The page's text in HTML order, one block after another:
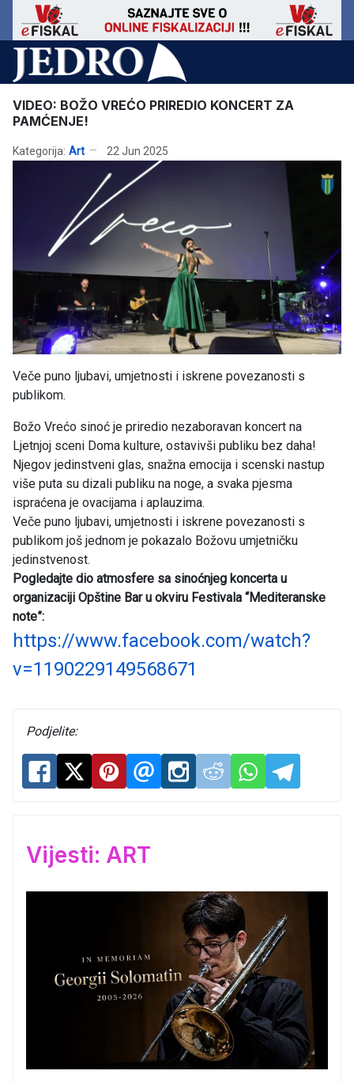
VIDEO: BOŽO VREĆO PRIREDIO KONCERT ZA
PAMĆENJE!
Kategorija: Art 22 Jun 2025
Veče puno ljubavi, umjetnosti i iskrene povezanosti s
publikom.
Božo Vrećo sinoć je priredio nezaboravan koncert na
Ljetnjoj sceni Doma kulture, ostavivši publiku bez daha!
Njegov jedinstveni glas, snažna emocija i scenski nastup
više puta su dizali publiku na noge, a svaka pjesma
ispraćena je ovacijama i aplauzima.
Veče puno ljubavi, umjetnosti i iskrene povezanosti s
publikom još jednom je pokazalo Božovu umjetničku
jedinstvenost.
Pogledajte dio atmosfere sa sinoćnjeg koncerta u
organizaciji Opštine Bar u okviru Festivala “Mediteranske
note”:
https://www.facebook.com/watch?
v=1190229149568671
Podjelite:
Vijesti: ART